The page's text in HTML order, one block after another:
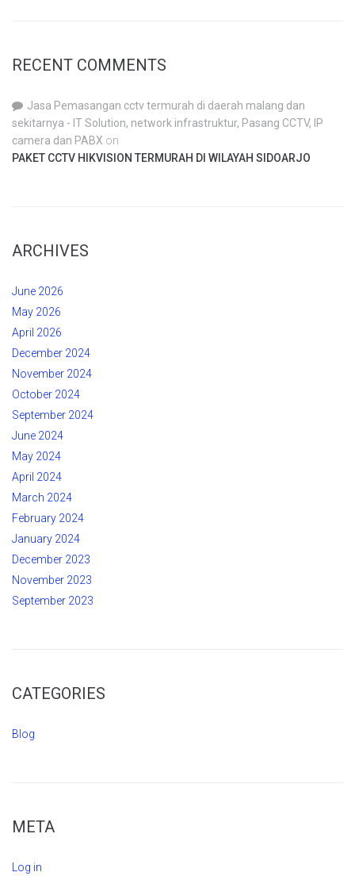
RECENT COMMENTS
Jasa Pemasangan cctv termurah di daerah malang dan
sekitarnya - IT Solution, network infrastruktur, Pasang CCTV, IP
camera dan PABX on
PAKET CCTV HIKVISION TERMURAH DI WILAYAH SIDOARJO
ARCHIVES
June 2026
May 2026
April 2026
December 2024
November 2024
October 2024
September 2024
June 2024
May 2024
April 2024
March 2024
February 2024
January 2024
December 2023
November 2023
September 2023
CATEGORIES
Blog
META
Log in